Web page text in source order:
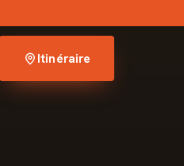
Itinéraire